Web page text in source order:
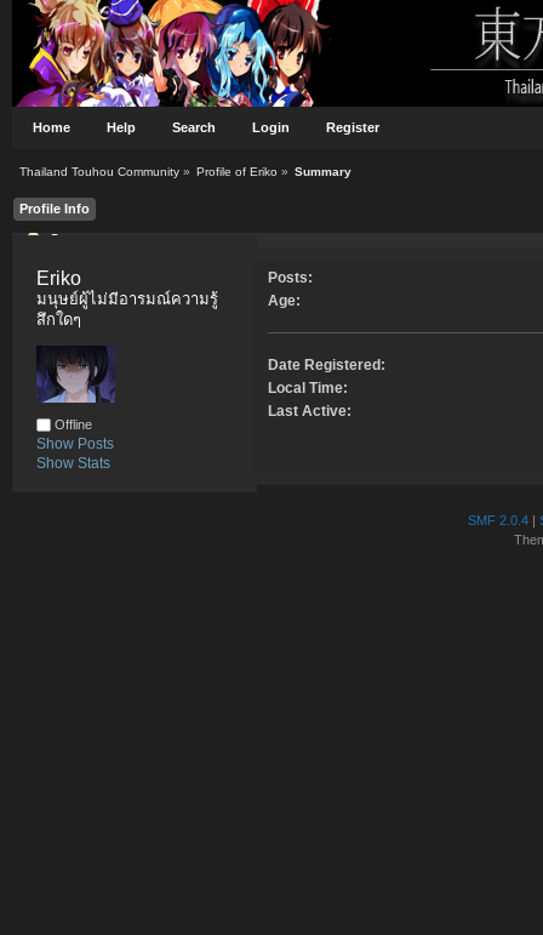
Home Help Search Login Register
Thailand Touhou Community» Profile of Eriko » Summary
Profile Info
Summary
Eriko
มนุษย์ผู้ไม่มีอารมณ์ความรู้
สึกใดๆ
Offline
Show Posts
Show Stats
Posts:
Age:
Date Registered:
Local Time:
Last Active:
SMF 2.0.4|